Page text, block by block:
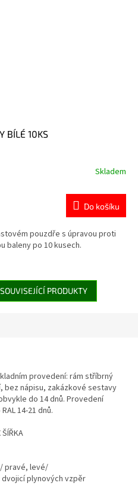
BÍLÉ 10KS
Skladem
Do košíku
pouzdře s úpravou proti
baleny po 10 kusech.
PRODUKTY
provedení: rám stříbrný
nápisu, zakázkové sestavy
do 14 dnů. Provedení
14-21 dnů.
pravé, levé/
plynových vzpěr